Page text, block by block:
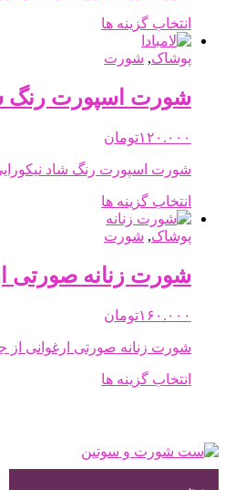
انتخاب گزینه ها
مختلفی
می
ممکن
در
شوند
پوشاک, شورت
شورت اسپورت رنگ
۱۲۰.۰۰۰تومان
شورت اسپورت رنگ شاد
انتخاب گزینه ها
مختلفی
می
ممکن
در
شوند
پوشاک, شورت
شورت زنانه صورتی
۱۶۰.۰۰۰تومان
شورت زنانه صورتی ارغوانی
انتخاب گزینه ها
مختلفی
می